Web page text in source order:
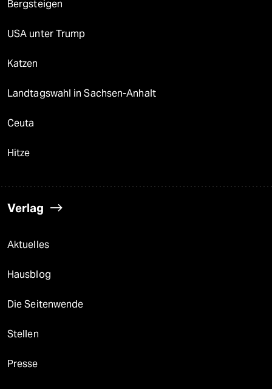
Bergsteigen
USA unter Trump
Katzen
Landtagswahl in Sachsen-Anhalt
Ceuta
Hitze
Verlag
Aktuelles
Hausblog
Die Seitenwende
Stellen
Presse